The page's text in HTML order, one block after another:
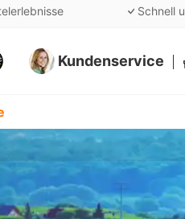
Schnell
Kundenservice